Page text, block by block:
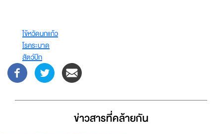
ไข้หวัดนกแก้ว
โรคระบาด
สัตว์ปีก
ข่าวสารที่่คล้ายกัน